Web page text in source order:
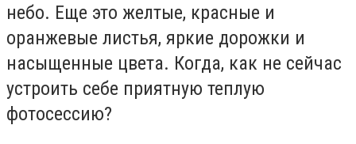
небо. Еще это желтые, красные и
оранжевые листья, яркие дорожки и
насыщенные цвета. Когда, как не сейчас
устроить себе приятную теплую
фотосессию?